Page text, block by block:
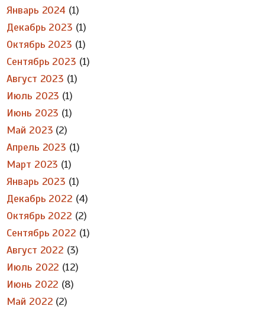
Январь 2024 (1)
Декабрь 2023 (1)
Октябрь 2023 (1)
Сентябрь 2023 (1)
Август 2023 (1)
Июль 2023 (1)
Июнь 2023 (1)
Май 2023 (2)
Апрель 2023 (1)
Март 2023 (1)
Январь 2023 (1)
Декабрь 2022 (4)
Октябрь 2022 (2)
Сентябрь 2022 (1)
Август 2022 (3)
Июль 2022 (12)
Июнь 2022 (8)
Май 2022 (2)